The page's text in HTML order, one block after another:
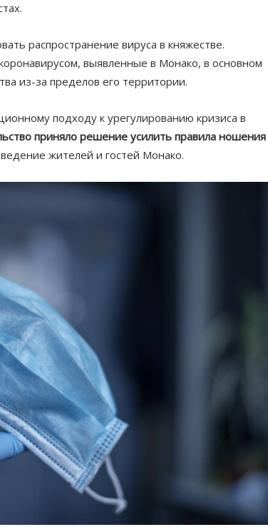
распространение вируса в княжестве.
выявленные в Монако, в основном
из-за пределов его территории.
подходу к урегулированию кризиса в
приняло решение усилить правила ношения
жителей и гостей Монако.